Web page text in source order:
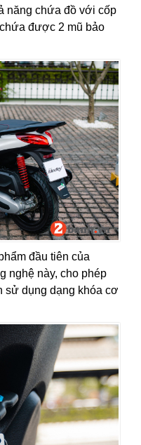
năng chứa đồ với cốp
được 2 mũ bảo
đầu tiên của
nghệ này, cho phép
sử dụng dạng khóa cơ